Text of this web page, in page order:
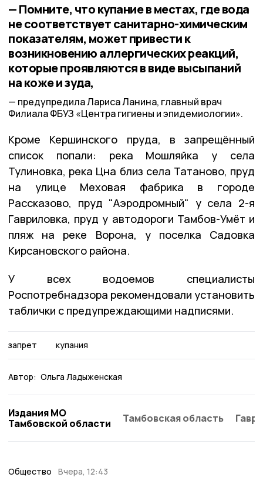
— Помните, что купание в местах, где вода
не соответствует санитарно-химическим
показателям, может привести к
возникновению аллергических реакций,
которые проявляются в виде высыпаний
на коже и зуда,
предупредила Лариса Ланина, главный врач
Филиала ФБУЗ «Центра гигиены и эпидемиологии».
Кроме Кершинского пруда, в запрещённый
список попали: река Мошляйка у села
Тулиновка, река Цна близ села Татаново, пруд
на улице Меховая фабрика в городе
Рассказово, пруд "Аэродромный" у села 2-я
Гавриловка, пруд у автодороги Тамбов-Умёт и
пляж на реке Ворона, у поселка Садовка
Кирсановского района.
У всех водоемов специалисты
Роспотребнадзора рекомендовали установить
таблички с предупреждающими надписями.
запрет купания
Автор: Ольга Ладыженская
Издания МО
Тамбовской области
Тамбовская область
Общество Вчера, 12:43